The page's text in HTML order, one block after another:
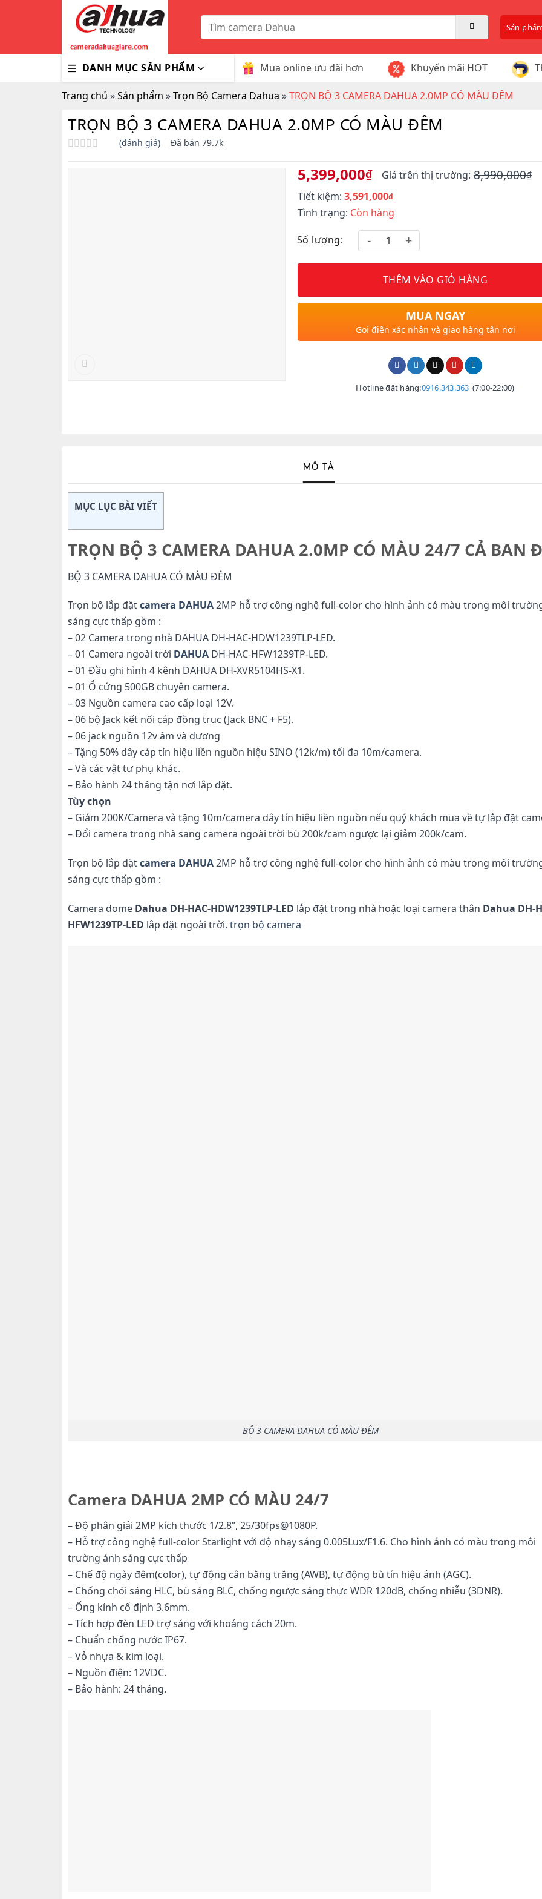
Tìm
kiếm:
Sản
DANH MỤC SẢN PHẨM Mua online ưu đãi hơn Khuyến mãi HOT
Trang chủ »Sản phẩm »Trọn Bộ Camera Dahua »TRỌN BỘ 3 CAMERA DAHUA 2.0MP CÓ MÀU ĐÊM
TRỌN BỘ 3 CAMERA DAHUA 2.0MP CÓ MÀU ĐÊM
(đánh giá) Đã bán 79.7k
8,990,000₫
Giá
gốc
là:
5,399,000₫
Giá
hiện
tại
5,399,000₫.
Giá trên thị trường:
Tiết kiệm: 3,591,000₫
Tình trạng: Còn hàng
Số lượng:
THÊM VÀO GIỎ HÀNG
MUA NGAY
Gọi điện xác nhận và giao hàng tận nơi
Hotline đặt hàng:0916.343.363 (7:00-22:00)
MÔ TẢ
MỤC LỤC BÀI VIẾT
TRỌN BỘ 3 CAMERA DAHUA 2.0MP CÓ MÀU 24/7 CẢ BAN
BỘ 3 CAMERA DAHUA CÓ MÀU ĐÊM
Trọn bộ lắp đặtcamera DAHUA2MP hỗ trợ công nghệ full-color cho hình ảnh có màu trong môi
sáng cực thấp gồm :
– 02 Camera trong nhà DAHUA DH-HAC-HDW1239TLP-LED.
– 01 Camera ngoài trời DAHUA DH-HAC-HFW1239TP-LED.
– 01 Đầu ghi hình 4 kênh DAHUA DH-XVR5104HS-X1.
– 01 Ổ cứng 500GB chuyên camera.
– 03 Nguồn camera cao cấp loại 12V.
– 06 bộ Jack kết nối cáp đồng truc (Jack BNC + F5).
– 06 jack nguồn 12v âm và dương
– Tặng 50% dây cáp tín hiệu liền nguồn hiệu SINO (12k/m) tối đa 10m/camera.
– Và các vật tư phụ khác.
– Bảo hành 24 tháng tận nơi lắp đặt.
Tùy chọn
– Giảm 200K/Camera và tặng 10m/camera dây tín hiệu liền nguồn nếu quý khách mua về tự lắp đặt
– Đổi camera trong nhà sang camera ngoài trời bù 200k/cam ngược lại giảm 200k/cam.
Trọn bộ lắp đặtcamera DAHUA2MP hỗ trợ công nghệ full-color cho hình ảnh có màu trong môi
sáng cực thấp gồm :
Camera dome Dahua DH-HAC-HDW1239TLP-LED lắp đặt trong nhà hoặc loại camera thân Dahua DH-
HFW1239TP-LED lắp đặt ngoài trời. trọn bộ camera
BỘ 3 CAMERA DAHUA CÓ MÀU ĐÊM
Camera DAHUA 2MP CÓ MÀU 24/7
– Độ phân giải 2MP kích thước 1/2.8”, 25/30fps@1080P.
– Hỗ trợ công nghệ full-color Starlight với độ nhạy sáng 0.005Lux/F1.6. Cho hình ảnh có màu trong môi
trường ánh sáng cực thấp
– Chế độ ngày đêm(color), tự động cân bằng trắng (AWB), tự động bù tín hiệu ảnh (AGC).
– Chống chói sáng HLC, bù sáng BLC, chống ngược sáng thực WDR 120dB, chống nhiễu (3DNR).
– Ống kính cố định 3.6mm.
– Tích hợp đèn LED trợ sáng với khoảng cách 20m.
– Chuẩn chống nước IP67.
– Vỏ nhựa & kim loại.
– Nguồn điện: 12VDC.
– Bảo hành: 24 tháng.